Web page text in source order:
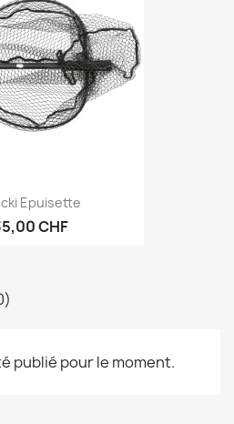
Epuisette
CHF
publié pour le moment.